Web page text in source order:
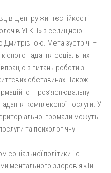
Центру життєстійкості
УГКЦ» з селищною
Мета зустрічі –
надання соціальних
з питань роботи з
обставинах. Також
– роз’яснювальну
комплексної послуги. У
громади можуть
та психологічну
соціальної політики і є
ментального здоров’я «Ти